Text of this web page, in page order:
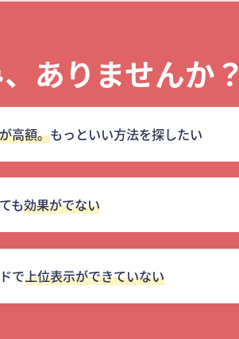
ありませんか？
高額。もっといい方法を探したい
も効果がでない
で上位表示ができていない